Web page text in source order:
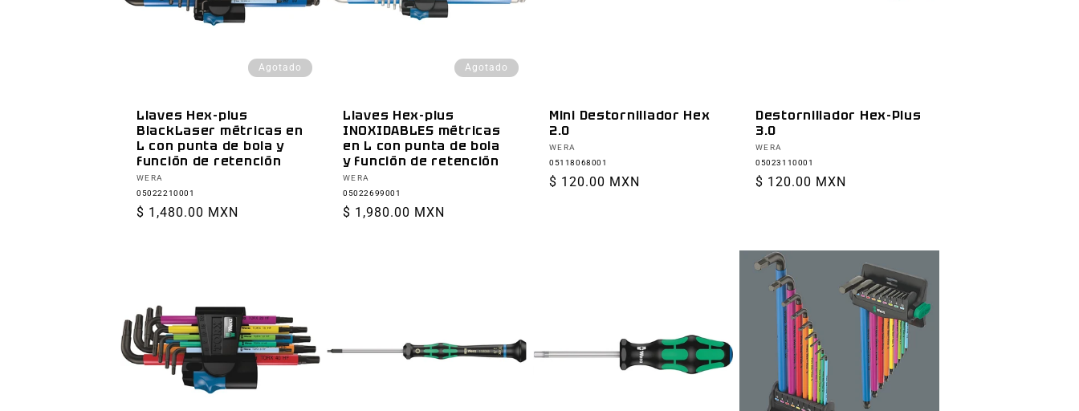
Agotado
Llaves Hex-plus
BlackLaser métricas en
L con punta de bola y
función de retención
Proveedor:
WERA
05022210001
Precio
$ 1,480.00 MXN
Agotado
Llaves Hex-plus
INOXIDABLES métricas
en L con punta de bola
y función de retención
Proveedor:
WERA
05022699001
Precio
$ 1,980.00 MXN
Mini Destornillador Hex
2.0
Proveedor:
WERA
05118068001
Precio
$ 120.00 MXN
Destornillador Hex-Plus
3.0
Proveedor:
WERA
05023110001
Precio
$ 120.00 MXN